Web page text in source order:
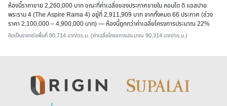
ห้องนี้ราคาขาย 2,260,000 บาท ขณะที่ค่าเฉลี่ยของประกาศขายใน คอนโด ดิ แอสปาย
พระราม 4 (The Aspire Rama 4) อยู่ที่ 2,911,909 บาท จากทั้งหมด 66 ประกาศ (ช่วง
ราคา 2,100,000 – 4,900,000 บาท) — ห้องนี้ถูกกว่าค่าเฉลี่ยโครงการประมาณ 22%
คิดเป็นราคาต่อพื้นที่ 80,714 บาท/ตร.ม. (ค่าเฉลี่ยโครงการประมาณ 90,314 บาท/ตร.ม.)